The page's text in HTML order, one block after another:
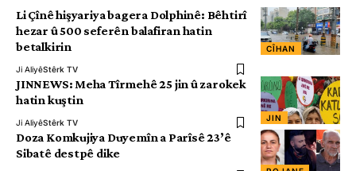
CÎHAN
Li Çînê hişyariya bagera Dolphinê: Bêhtirî
hezar û 500 seferên balafiran hatin
betalkirin
Ji AliyêStêrk TV
JIN
JINNEWS: Meha Tîrmehê 25 jin û zarokek
hatin kuştin
Ji AliyêStêrk TV
Doza Komkujiya Duyemîn a Parîsê 23’ê
Sibatê destpê dike